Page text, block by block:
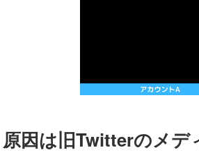
原因は旧Twitterのメデ